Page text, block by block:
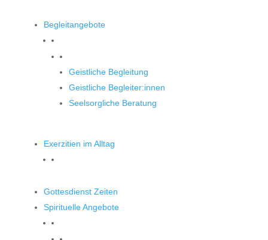
Begleitangebote
Geistliche Begleitung
Geistliche Begleiter:innen
Seelsorgliche Beratung
Exerzitien im Alltag
Gottesdienst Zeiten
Spirituelle Angebote